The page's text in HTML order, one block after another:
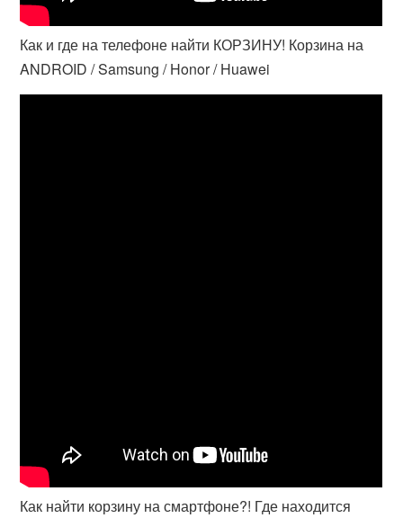
Как и где на телефоне найти КОРЗИНУ! Корзина на
ANDROID / Samsung / Honor / Huawei
Как найти корзину на смартфоне?! Где находится